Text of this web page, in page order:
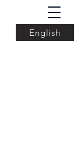
English